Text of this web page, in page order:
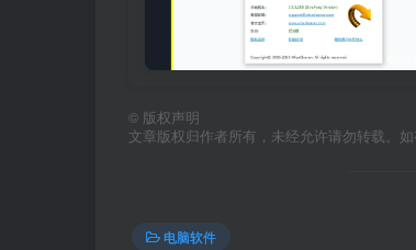
© 版权声明
文章版权归作者所有，未经允许请勿转载。
电脑软件